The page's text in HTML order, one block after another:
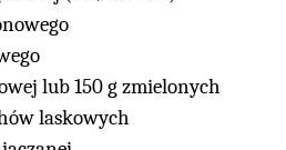
lub 150 g zmielonych
laskowych